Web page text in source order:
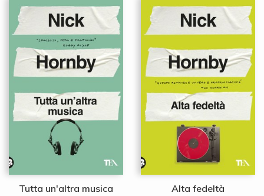
Tutta un'altra musica Alta fedeltà